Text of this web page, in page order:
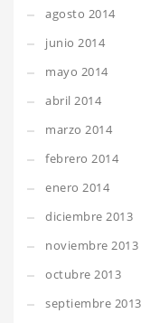
agosto 2014
junio 2014
mayo 2014
abril 2014
marzo 2014
febrero 2014
enero 2014
diciembre 2013
noviembre 2013
octubre 2013
septiembre 2013